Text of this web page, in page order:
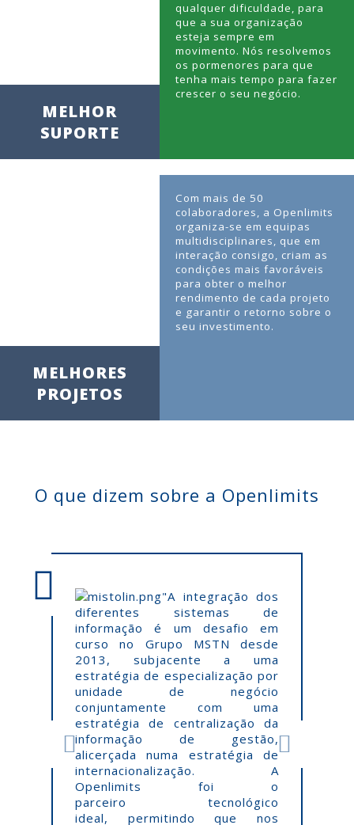
MELHOR
SUPORTE
qualquer dificuldade, para
que a sua organização
esteja sempre em
movimento. Nós resolvemos
os pormenores para que
tenha mais tempo para fazer
crescer o seu negócio.
MELHORES
PROJETOS
Com mais de 50
colaboradores, a Openlimits
organiza-se em equipas
multidisciplinares, que em
interação consigo, criam as
condições mais favoráveis
para obter o melhor
rendimento de cada projeto
e garantir o retorno sobre o
seu investimento.
O que dizem sobre a Openlimits
"A integração dos
diferentes sistemas de
informação é um desafio em
curso no Grupo MSTN desde
2013, subjacente a uma
estratégia de especialização por
unidade de negócio
conjuntamente com uma
estratégia de centralização da
informação de gestão,
alicerçada numa estratégia de
internacionalização. A
Openlimits foi o
parceiro tecnológico
ideal, permitindo que nos